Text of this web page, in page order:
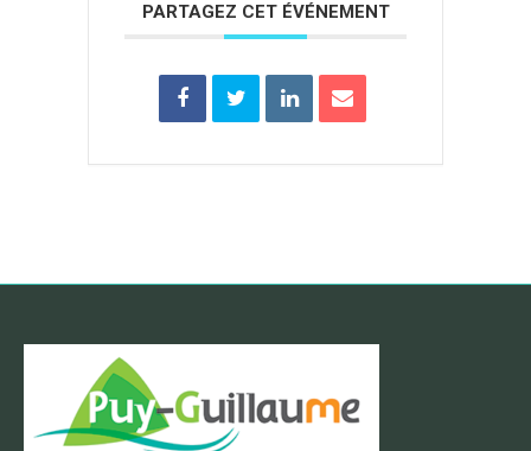
PARTAGEZ CET ÉVÉNEMENT